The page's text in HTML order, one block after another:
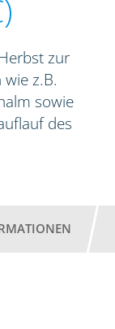
zur
z.B.
sowie
des